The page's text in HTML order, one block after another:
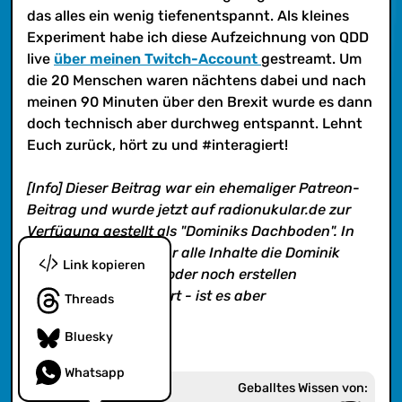
zurück, hört zu und #interagiert!
das alles ein wenig tiefenentspannt. Als kleines
Experiment habe ich diese Aufzeichnung von QDD
live über meinen Twitch-Account gestreamt. Um
die 20 Menschen waren nächtens dabei und nach
meinen 90 Minuten über den Brexit wurde es dann
doch technisch aber durchweg entspannt. Lehnt
Euch zurück, hört zu und #interagiert!
[Info] Dieser Beitrag war ein ehemaliger Patreon-
Beitrag und wurde jetzt auf radionukular.de zur
Verfügung gestellt als "Dominiks Dachboden". In
diesem Feed findet ihr alle Inhalte die Dominik
alleine erstellte und/oder noch erstellen
wird. Klingt kompliziert - ist es aber
nicht. Viel Spaß!
Link kopieren
Threads
Bluesky
Whatsapp
Geballtes Wissen von: